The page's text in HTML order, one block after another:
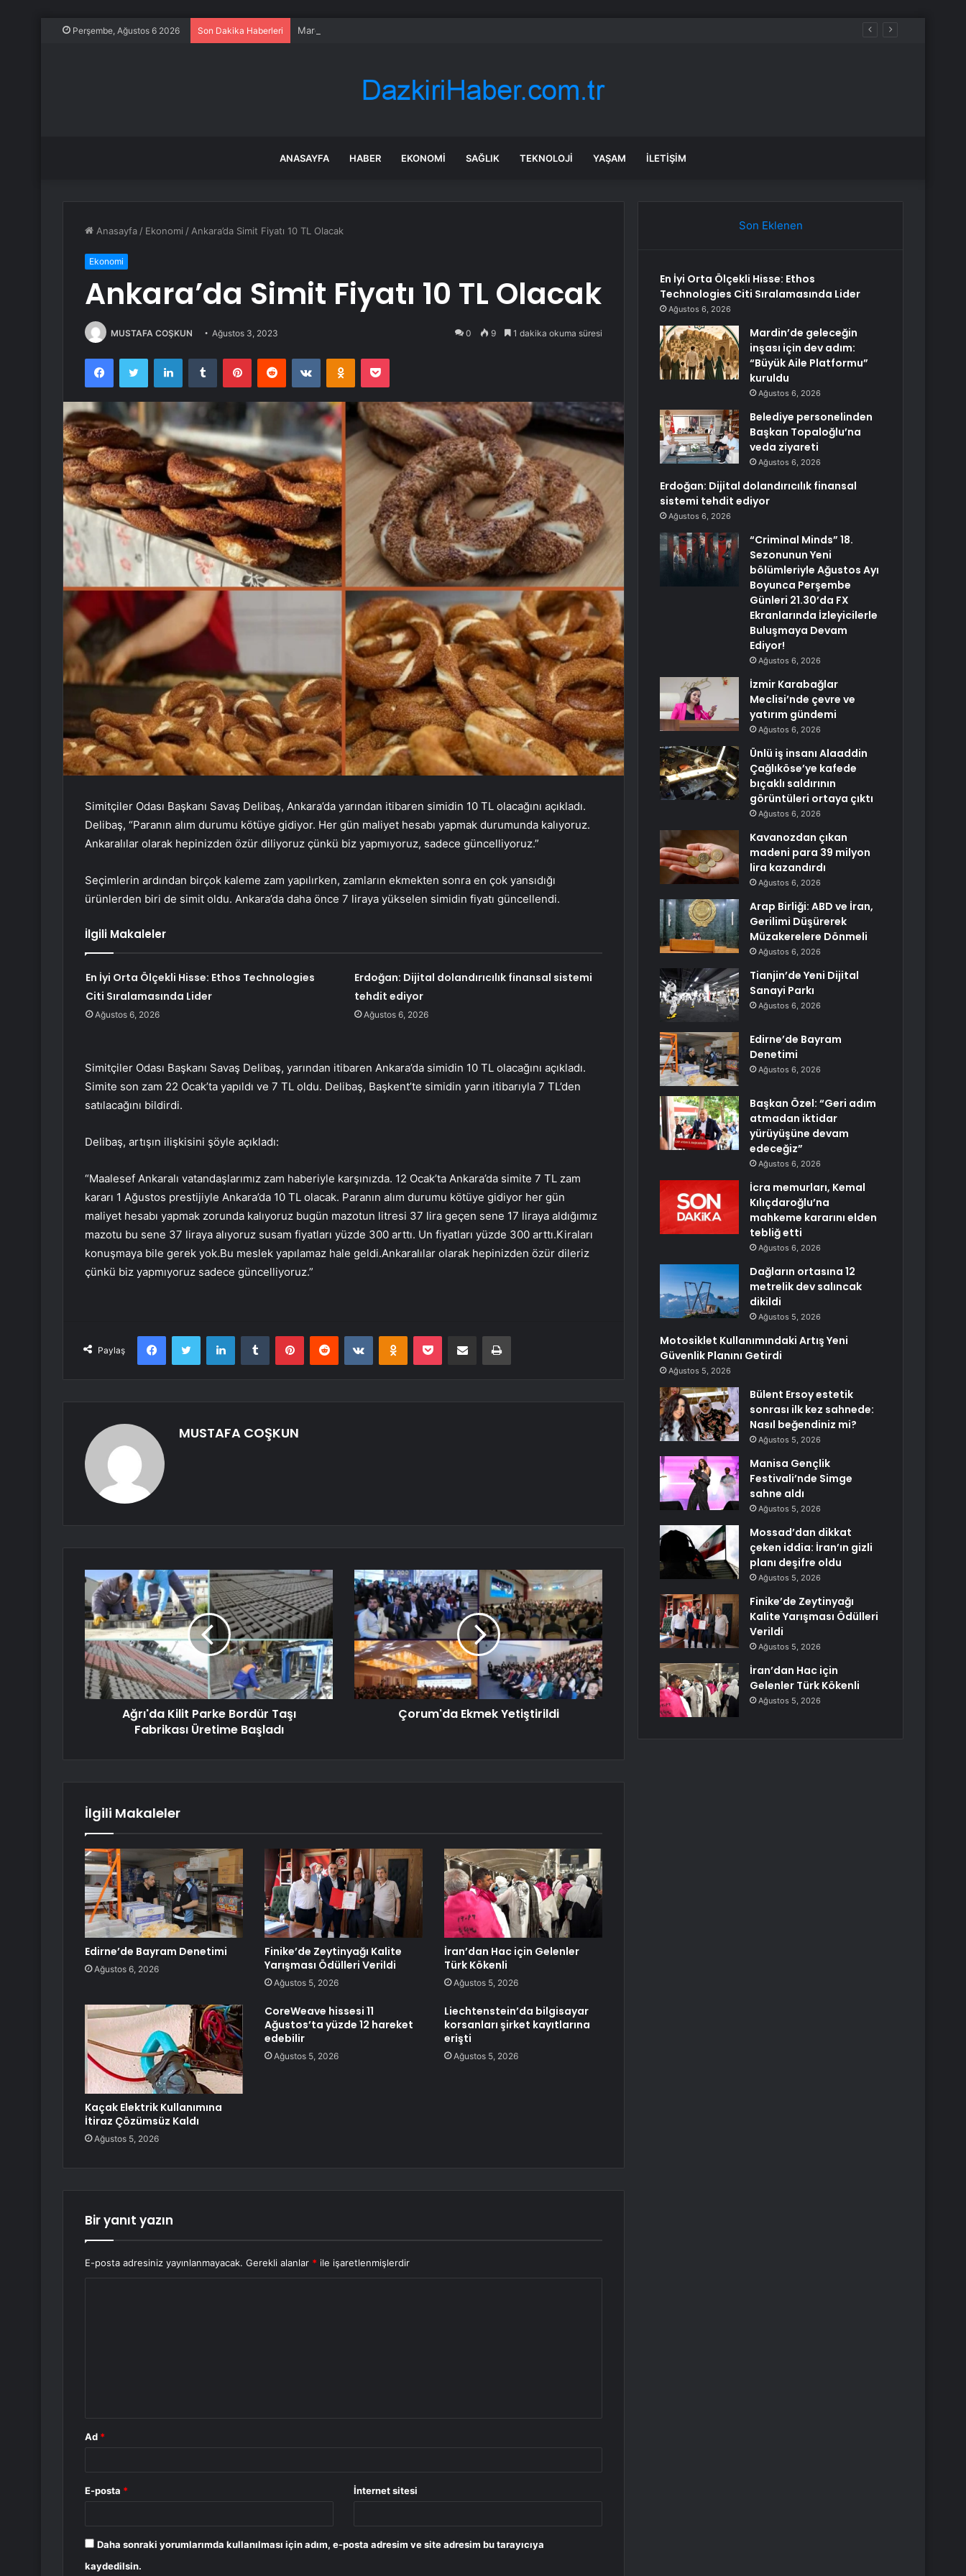
Perşembe, Ağustos 6 2026 Son Dakika Haberleri Mardin’de geleceğin inşası için dev adım: “Büyük Aile Platformu” kuruldu
ANASAYFA HABER EKONOMI SAĞLIK TEKNOLOJI YAŞAM İLETIŞIM
Anasayfa / Ekonomi / Ankara’da Simit Fiyatı 10 TL Olacak
Ekonomi
Ankara’da Simit Fiyatı 10 TL Olacak
MUSTAFA COŞKUN Ağustos 3, 2023 0 9 1 dakika okuma süresi
FacebookTwitter LinkedInTumblr PinterestReddit VKontakteOdnoklassniki
Pocket
Simitçiler Odası Başkanı Savaş Delibaş, Ankara’da yarından itibaren simidin 10 TL olacağını açıkladı.
Delibaş, “Paranın alım durumu kötüye gidiyor. Her gün maliyet hesabı yapmak durumunda kalıyoruz.
Ankaralılar olarak hepinizden özür diliyoruz çünkü biz yapmıyoruz, sadece güncelliyoruz.”
Seçimlerin ardından birçok kaleme zam yapılırken, zamların ekmekten sonra en çok yansıdığı
ürünlerden biri de simit oldu. Ankara’da daha önce 7 liraya yükselen simidin fiyatı güncellendi.
İlgili Makaleler
En İyi Orta Ölçekli Hisse: Ethos Technologies
Citi Sıralamasında Lider
Ağustos 6, 2026
Erdoğan: Dijital dolandırıcılık finansal sistemi
tehdit ediyor
Ağustos 6, 2026
Simitçiler Odası Başkanı Savaş Delibaş, yarından itibaren Ankara’da simidin 10 TL olacağını açıkladı.
Simite son zam 22 Ocak’ta yapıldı ve 7 TL oldu. Delibaş, Başkent’te simidin yarın itibarıyla 7 TL’den
satılacağını bildirdi.
Delibaş, artışın ilişkisini şöyle açıkladı:
“Maalesef Ankaralı vatandaşlarımız zam haberiyle karşınızda. 12 Ocak’ta Ankara’da simite 7 TL zam
kararı 1 Ağustos prestijiyle Ankara’da 10 TL olacak. Paranın alım durumu kötüye gidiyor her gün
maliyet hesabı yapmak zorunda kalıyoruz bugün mazotun litresi 37 lira geçen sene 17 liraya aldığımız
mazotu bu sene 37 liraya alıyoruz susam fiyatları yüzde 300 arttı. Un fiyatları yüzde 300 arttı.Kiraları
konuşmaya bile gerek yok.Bu meslek yapılamaz hale geldi.Ankaralılar olarak hepinizden özür dileriz
çünkü biz yapmıyoruz sadece güncelliyoruz.”
Paylaş
FacebookTwitter LinkedInTumblr PinterestReddit VKontakteOdnoklassniki
Pocket E-Posta ile paylaş Yazdır
MUSTAFA COŞKUN
Ağrı'da Kilit Parke Bordür Taşı
Fabrikası Üretime Başladı
Çorum'da Ekmek Yetiştirildi
İlgili Makaleler
Edirne’de Bayram Denetimi
Ağustos 6, 2026
Finike’de Zeytinyağı Kalite
Yarışması Ödülleri Verildi
Ağustos 5, 2026
İran’dan Hac için Gelenler
Türk Kökenli
Ağustos 5, 2026
Kaçak Elektrik Kullanımına
İtiraz Çözümsüz Kaldı
Ağustos 5, 2026
CoreWeave hissesi 11
Ağustos’ta yüzde 12 hareket
edebilir
Ağustos 5, 2026
Liechtenstein’da bilgisayar
korsanları şirket kayıtlarına
erişti
Ağustos 5, 2026
Bir yanıt yazın
E-posta adresiniz yayınlanmayacak. Gerekli alanlar * ile işaretlenmişlerdir
Ad *
E-posta * İnternet sitesi
Daha sonraki yorumlarımda kullanılması için adım, e-posta adresim ve site adresim bu tarayıcıya
kaydedilsin.
Son Eklenen
En İyi Orta Ölçekli Hisse: Ethos
Technologies Citi Sıralamasında Lider
Ağustos 6, 2026
Mardin’de geleceğin
inşası için dev adım:
“Büyük Aile Platformu”
kuruldu
Ağustos 6, 2026
Belediye personelinden
Başkan Topaloğlu’na
veda ziyareti
Ağustos 6, 2026
Erdoğan: Dijital dolandırıcılık finansal
sistemi tehdit ediyor
Ağustos 6, 2026
“Criminal Minds” 18.
Sezonunun Yeni
bölümleriyle Ağustos Ayı
Boyunca Perşembe
Günleri 21.30’da FX
Ekranlarında İzleyicilerle
Buluşmaya Devam
Ediyor!
Ağustos 6, 2026
İzmir Karabağlar
Meclisi’nde çevre ve
yatırım gündemi
Ağustos 6, 2026
Ünlü iş insanı Alaaddin
Çağlıköse’ye kafede
bıçaklı saldırının
görüntüleri ortaya çıktı
Ağustos 6, 2026
Kavanozdan çıkan
madeni para 39 milyon
lira kazandırdı
Ağustos 6, 2026
Arap Birliği: ABD ve İran,
Gerilimi Düşürerek
Müzakerelere Dönmeli
Ağustos 6, 2026
Tianjin’de Yeni Dijital
Sanayi Parkı
Ağustos 6, 2026
Edirne’de Bayram
Denetimi
Ağustos 6, 2026
Başkan Özel: “Geri adım
atmadan iktidar
yürüyüşüne devam
edeceğiz”
Ağustos 6, 2026
İcra memurları, Kemal
Kılıçdaroğlu’na
mahkeme kararını elden
tebliğ etti
Ağustos 6, 2026
Dağların ortasına 12
metrelik dev salıncak
dikildi
Ağustos 5, 2026
Motosiklet Kullanımındaki Artış Yeni
Güvenlik Planını Getirdi
Ağustos 5, 2026
Bülent Ersoy estetik
sonrası ilk kez sahnede:
Nasıl beğendiniz mi?
Ağustos 5, 2026
Manisa Gençlik
Festivali’nde Simge
sahne aldı
Ağustos 5, 2026
Mossad’dan dikkat
çeken iddia: İran’ın gizli
planı deşifre oldu
Ağustos 5, 2026
Finike’de Zeytinyağı
Kalite Yarışması Ödülleri
Verildi
Ağustos 5, 2026
İran’dan Hac için
Gelenler Türk Kökenli
Ağustos 5, 2026